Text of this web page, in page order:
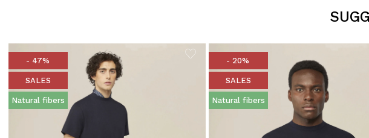
- 47%
SALES
Natural fibers
- 20%
SALES
Natural fibers